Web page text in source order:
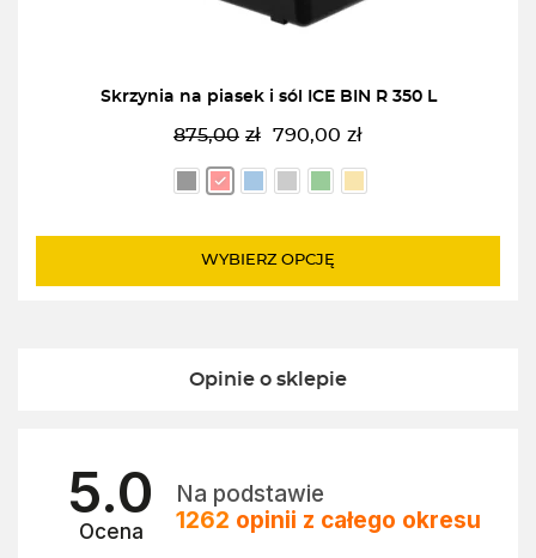
Skrzynia na piasek i sól ICE BIN R 350 L
875,00 zł
Pierwotna
cena
wynosiła:
790,00 zł
Aktualna
cena
wynosi:
WYBIERZ OPCJĘ
Opinie o sklepie
5.0
Ocena
Na podstawie
1262 opinii z całego okresu